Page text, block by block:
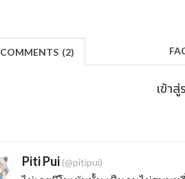
COMMENTS (2)
เข้า
Piti Pui(@pitipui)